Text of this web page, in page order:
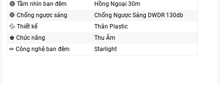
🔴 Tầm nhìn ban đêm
Hồng Ngoại 30m
🛑 Chống ngược sáng
Chống Ngược Sáng DWDR 130db
💦 Thiết kế
Thân Plastic
♚ Chức năng
Thu Âm
✏ Công nghệ ban đêm
Starlight